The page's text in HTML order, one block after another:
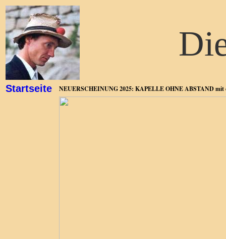
Startseite NEUERSCHEINUNG 2025: KAPELLE OHNE ABSTAND